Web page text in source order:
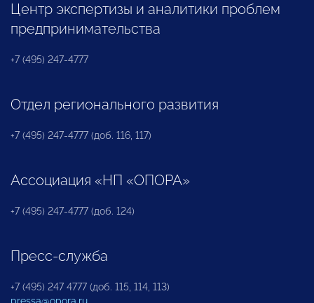
Центр экспертизы и аналитики проблем
предпринимательства
+7 (495) 247-4777
Отдел регионального развития
+7 (495) 247-4777 (доб. 116, 117)
Ассоциация «НП «ОПОРА»
+7 (495) 247-4777 (доб. 124)
Пресс-служба
+7 (495) 247 4777 (доб. 115, 114, 113)